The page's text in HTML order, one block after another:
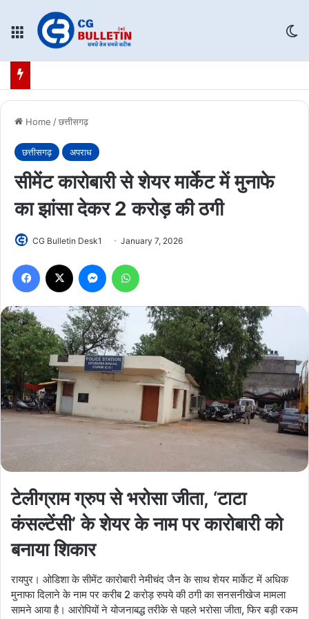
Menu
Home /छत्तीसगढ़
छत्तीसगढ़ अपराध
सीमेंट कारोबारी से शेयर मार्केट में मुनाफे
का झांसा देकर 2 करोड़ की ठगी
CG Bulletin Desk1 January 7, 2026
Facebook Messenger
टेलीग्राम ग्रुप से भरोसा जीता, ‘टाटा
कंसल्टेंसी’ के शेयर के नाम पर कारोबारी को
बनाया शिकार
रायपुर। ओडिशा के सीमेंट कारोबारी नेमीचंद जैन के साथ शेयर मार्केट में अधिक
मुनाफा दिलाने के नाम पर करीब 2 करोड़ रुपये की ठगी का सनसनीखेज मामला
सामने आया है। आरोपियों ने योजनाबद्ध तरीके से पहले भरोसा जीता, फिर बड़ी रकम